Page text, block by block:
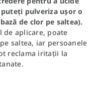
pulveriza ușor o
de clor pe saltea).
de aplicare, poate
saltea, iar persoanele
reclama iritații la